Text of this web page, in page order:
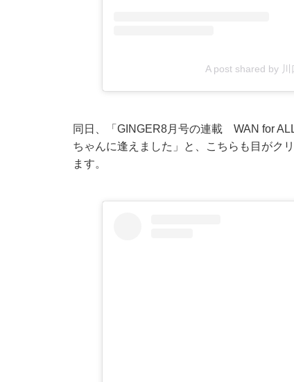
A post shared by
同日、「GINGER8月号の連載 WAN for
ちゃんに逢えました」と、こちらも目がク
ます。